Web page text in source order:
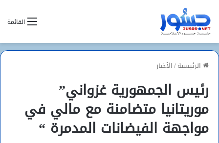
القائمة
الرئيسية/الأخبار
رئيس الجمهورية غزواني”
موريتانيا متضامنة مع مالي في
مواجهة الفيضانات المدمرة “